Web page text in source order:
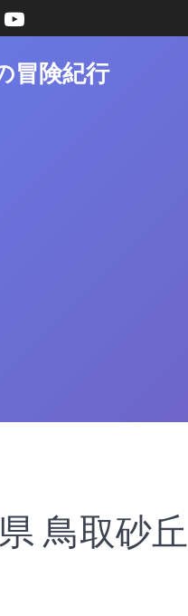
冒険紀行
鳥取砂丘